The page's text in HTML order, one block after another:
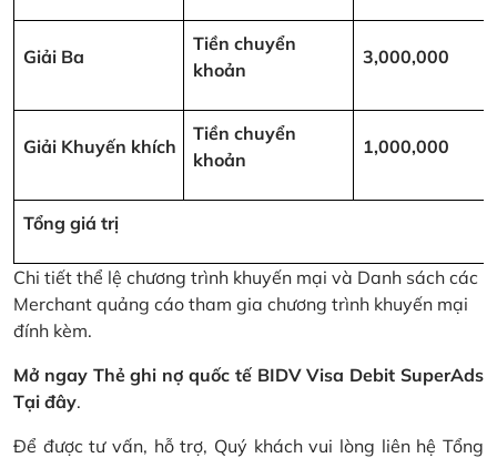
Giải Ba
Tiền chuyển
khoản
3,000,000
Giải Khuyến khích
Tiền chuyển
khoản
1,000,000
Tổng giá trị
Chi tiết thể lệ chương trình khuyến mại và Danh sách các
Merchant quảng cáo tham gia chương trình khuyến mại
đính kèm.
Mở ngay Thẻ ghi nợ quốc tế BIDV Visa Debit SuperAds
Tại đây.
Để được tư vấn, hỗ trợ, Quý khách vui lòng liên hệ Tổng